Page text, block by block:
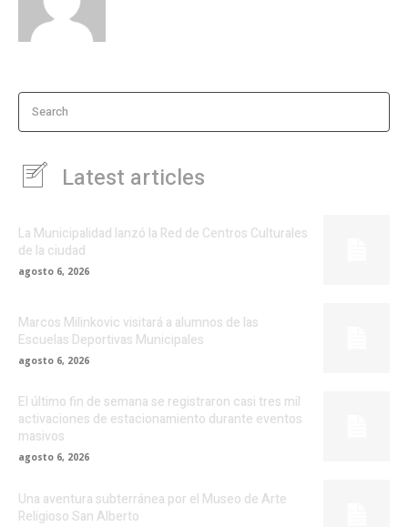
Search
Latest articles
La Municipalidad lanzó la Red de Centros Culturales
de la ciudad
agosto 6, 2026
Marcos Milinkovic visitará a alumnos de las
Escuelas Deportivas Municipales
agosto 6, 2026
El último fin de semana se registraron casi tres mil
activaciones de estacionamiento durante eventos
masivos
agosto 6, 2026
Una aventura subterránea por el Museo de Arte
Religioso San Alberto